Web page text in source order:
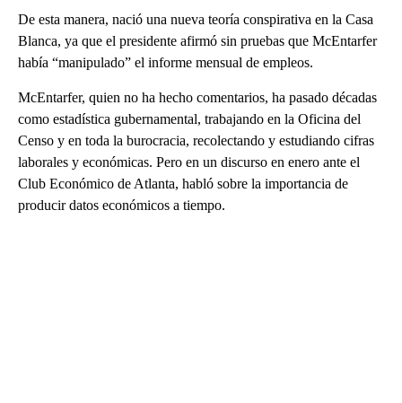
De esta manera, nació una nueva teoría conspirativa en la Casa
Blanca, ya que el presidente afirmó sin pruebas que McEntarfer
había “manipulado” el informe mensual de empleos.
McEntarfer, quien no ha hecho comentarios, ha pasado décadas
como estadística gubernamental, trabajando en la Oficina del
Censo y en toda la burocracia, recolectando y estudiando cifras
laborales y económicas. Pero en un discurso en enero ante el
Club Económico de Atlanta, habló sobre la importancia de
producir datos económicos a tiempo.